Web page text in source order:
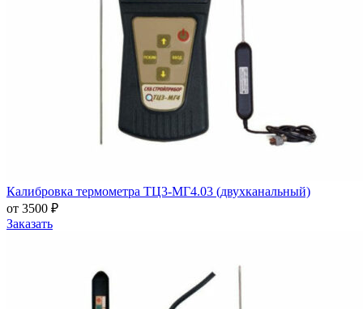
Калибровка термометра ТЦ3-МГ4.03 (двухканальный)
от 3500 ₽
Заказать